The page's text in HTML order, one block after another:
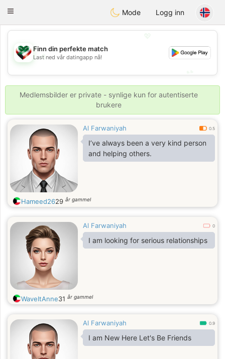
KuwaitChat
Toggle
Mode Logg inn
💖
💕
Finn din perfekte match
Last ned vår datingapp nå!
Medlemsbilder er private - synlige kun for autentiserte
brukere
Al Farwaniyah 0.5
I’ve always been a very kind person
and helping others.
Hameed2629 år gammel
Al Farwaniyah 0
I am looking for serious relationships
WaveItAnne31 år gammel
Al Farwaniyah 0.9
I am New Here Let's Be Friends